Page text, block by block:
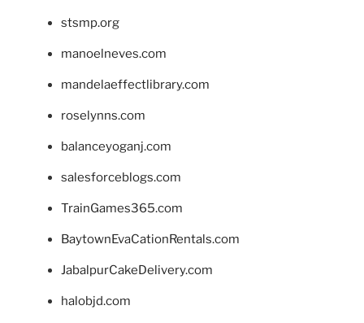
stsmp.org
manoelneves.com
mandelaeffectlibrary.com
roselynns.com
balanceyoganj.com
salesforceblogs.com
TrainGames365.com
BaytownEvaCationRentals.com
JabalpurCakeDelivery.com
halobjd.com